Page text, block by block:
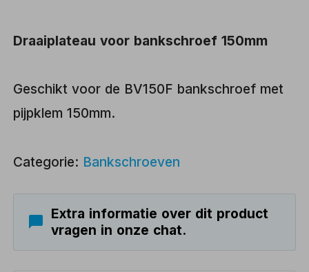
Draaiplateau voor bankschroef 150mm
Geschikt voor de BV150F bankschroef met
pijpklem 150mm.
Categorie: Bankschroeven
Extra informatie over dit product
vragen in onze chat.